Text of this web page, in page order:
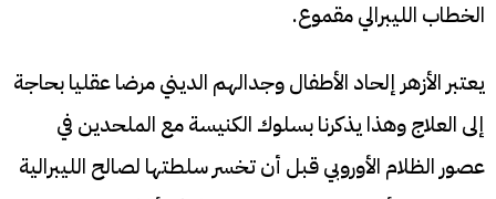
الخطاب الليبرالي مقموع.
يعتبر الأزهر إلحاد الأطفال وجدالهم الديني مرضا عقليا بحاجة
إلى العلاج وهذا يذكرنا بسلوك الكنيسة مع الملحدين في
عصور الظلام الأوروبي قبل أن تخسر سلطتها لصالح الليبرالية